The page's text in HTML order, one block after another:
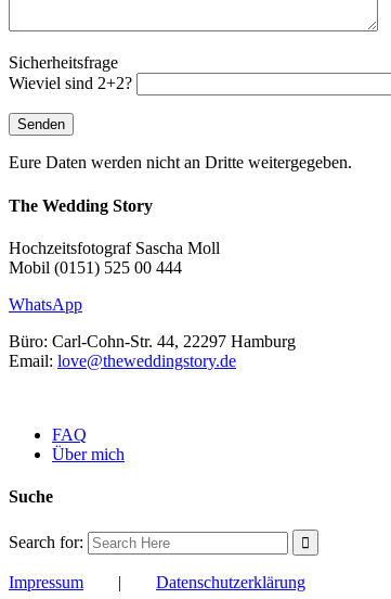
Sicherheitsfrage
Wieviel sind 2+2?
Eure Daten werden nicht an Dritte weitergegeben.
The Wedding Story
Hochzeitsfotograf Sascha Moll
Mobil (0151) 525 00 444
WhatsApp
Büro: Carl-Cohn-Str. 44, 22297 Hamburg
Email: love@theweddingstory.de
FAQ
Über mich
Suche
Search for:
Impressum | Datenschutzerklärung